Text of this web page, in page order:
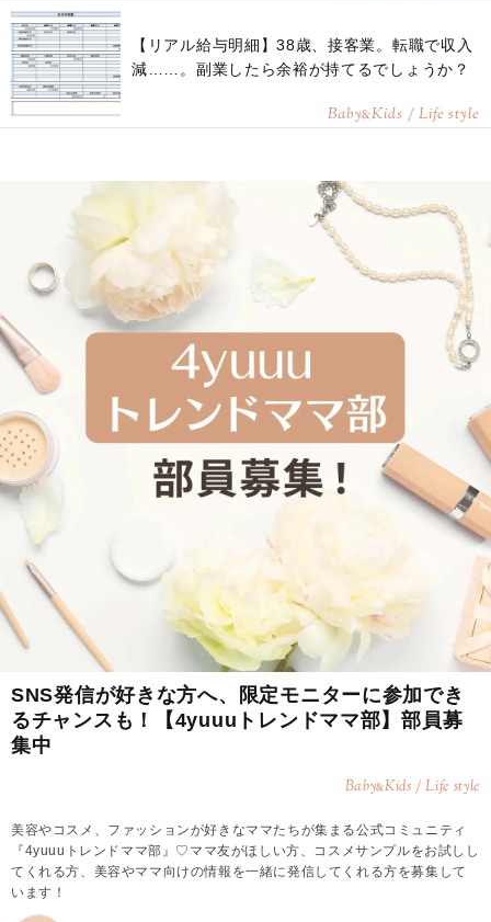
【リアル給与明細】38歳、接客業。転職で収入
減……。副業したら余裕が持てるでしょうか？
Baby&Kids / Life style
SNS発信が好きな方へ、限定モニターに参加でき
るチャンスも！【4yuuuトレンドママ部】部員募
集中
Baby&Kids / Life style
美容やコスメ、ファッションが好きなママたちが集まる公式コミュニティ
『4yuuuトレンドママ部』♡ママ友がほしい方、コスメサンプルをお試しし
てくれる方、美容やママ向けの情報を一緒に発信してくれる方を募集して
います！